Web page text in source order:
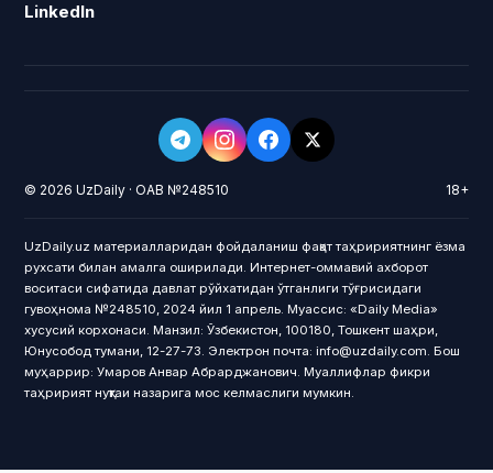
LinkedIn
© 2026 UzDaily · ОАВ №248510 18+
UzDaily.uz материалларидан фойдаланиш фақат таҳририятнинг ёзма
рухсати билан амалга оширилади. Интернет-оммавий ахборот
воситаси сифатида давлат рўйхатидан ўтганлиги тўғрисидаги
гувоҳнома №248510, 2024 йил 1 апрель. Муассис: «Daily Media»
хусусий корхонаси. Манзил: Ўзбекистон, 100180, Тошкент шаҳри,
Юнусобод тумани, 12-27-73. Электрон почта: info@uzdaily.com. Бош
муҳаррир: Умаров Анвар Абрарджанович. Муаллифлар фикри
таҳририят нуқтаи назарига мос келмаслиги мумкин.